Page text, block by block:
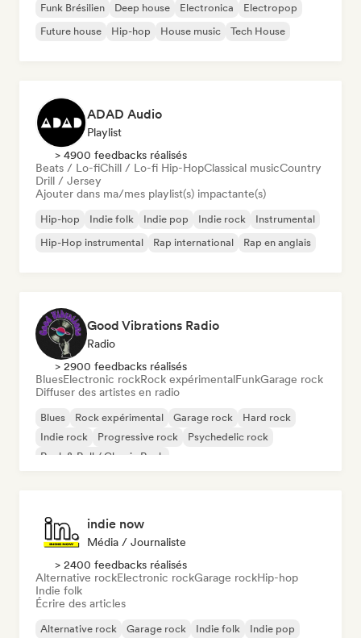
Funk Brésilien Deep house Electronica
Electropop
Future house
Hip-hop House music Tech House
ADAD Audio
Playlist
> 4900 feedbacks réalisés
Beats / Lo-fiChill / Lo-fi Hip-HopClassical musicCountry
Drill / Jersey
Ajouter dans ma/mes playlist(s) impactante(s)
Hip-hop Indie folk Indie pop Indie rock
Instrumental
Hip-Hop instrumental
Rap international Rap en anglais
Good Vibrations Radio
Radio
> 2900 feedbacks réalisés
BluesElectronic rockRock expérimentalFunkGarage rock
Diffuser des artistes en radio
Blues Rock expérimental Garage rock
Hard rock
Indie rock
Progressive rock
Psychedelic rock
Rock & Roll / Classic Rock
indie now
Média / Journaliste
> 2400 feedbacks réalisés
Alternative rockElectronic rockGarage rockHip-hop
Indie folk
Écrire des articles
Alternative rock Garage rock Indie folk
Indie pop